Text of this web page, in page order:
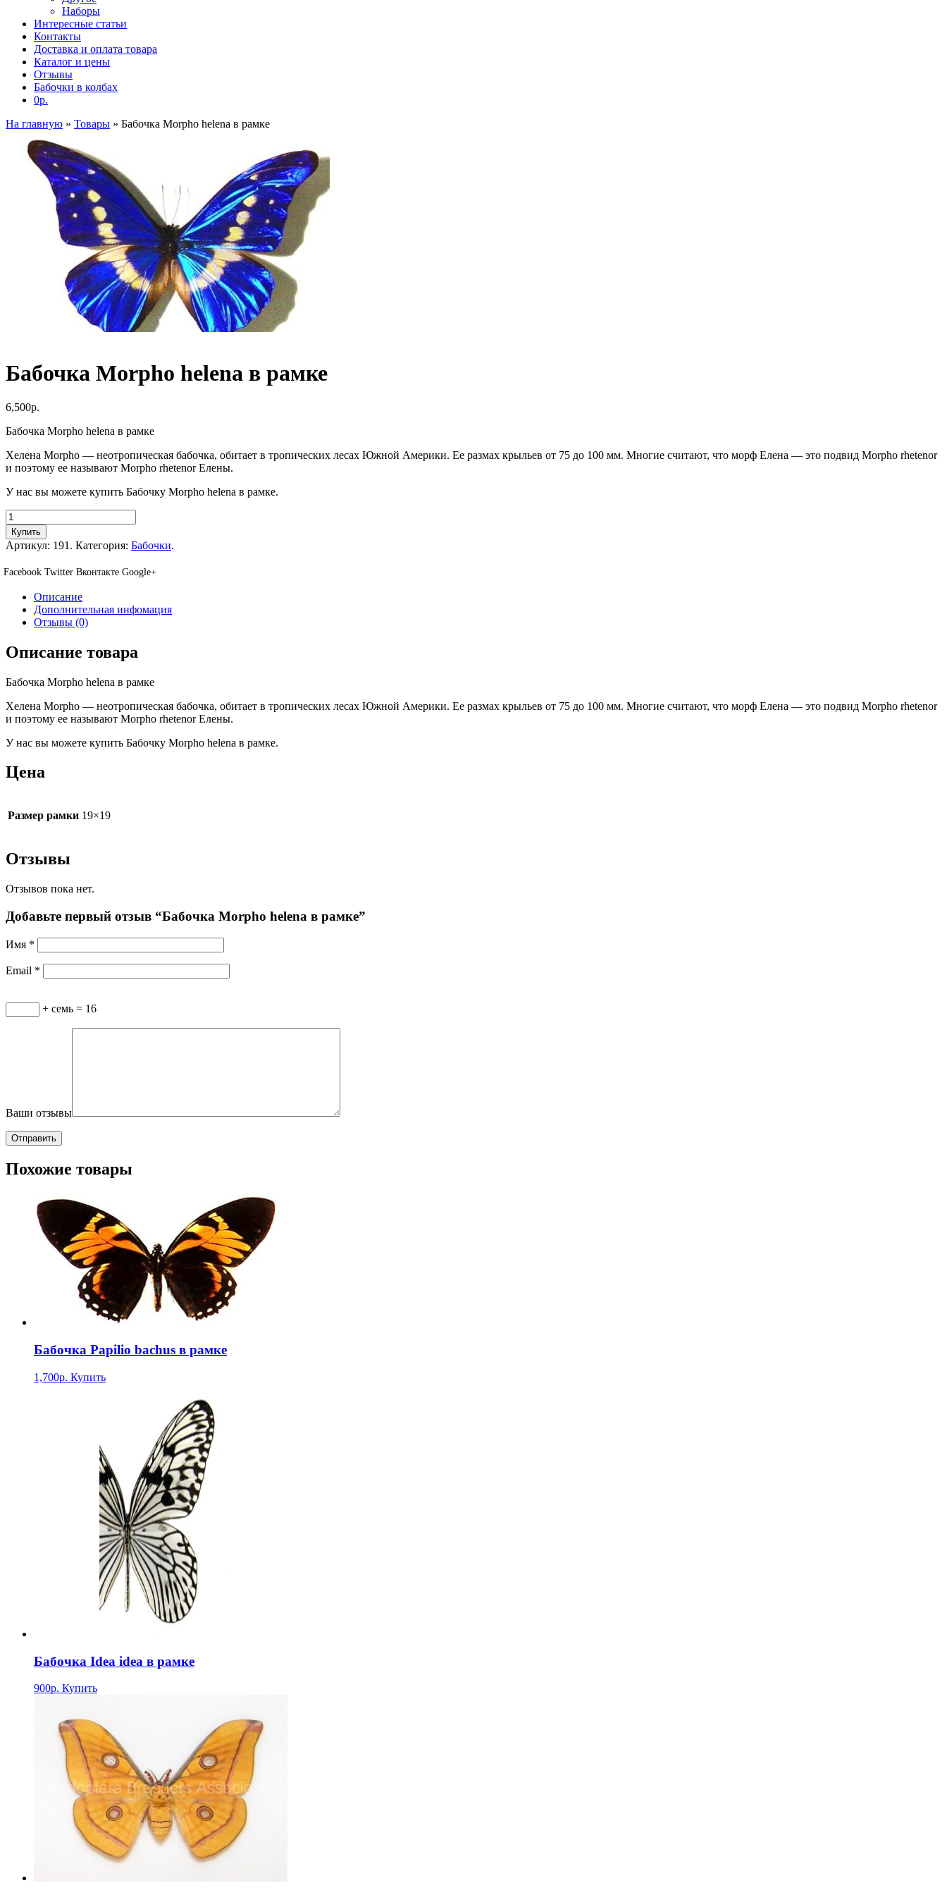
Наборы
Интересные статьи
Контакты
Доставка и оплата товара
Каталог и цены
Отзывы
Бабочки в колбах
0р.
На главную » Товары » Бабочка Morpho helena в рамке
Бабочка Morpho helena в рамке
6,500р.
Бабочка Morpho helena в рамке
Хелена Morpho — неотропическая бабочка, обитает в тропических лесах Южной Америки. Ее размах крыльев от 75 до 100 мм. Многие считают, что морф Елена — это подвид Morpho rhetenor
и поэтому ее называют Morpho rhetenor Елены.
У нас вы можете купить Бабочку Morpho helena в рамке.
Купить
Артикул: 191. Категория: Бабочки.
Facebook Twitter Вконтакте Google+
Описание
Дополнительная инфомация
Отзывы (0)
Описание товара
Бабочка Morpho helena в рамке
Хелена Morpho — неотропическая бабочка, обитает в тропических лесах Южной Америки. Ее размах крыльев от 75 до 100 мм. Многие считают, что морф Елена — это подвид Morpho rhetenor
и поэтому ее называют Morpho rhetenor Елены.
У нас вы можете купить Бабочку Morpho helena в рамке.
Цена
Размер рамки 19×19
Отзывы
Отзывов пока нет.
Добавьте первый отзыв “Бабочка Morpho helena в рамке”
Имя *
Email *
+ семь = 16
Ваши отзывы
Похожие товары
Бабочка Papilio bachus в рамке
1,700р. Купить
Бабочка Idea idea в рамке
900р. Купить